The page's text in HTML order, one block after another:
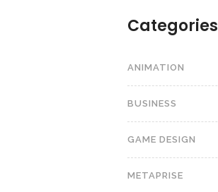
Categories
ANIMATION
BUSINESS
GAME DESIGN
METAPRISE